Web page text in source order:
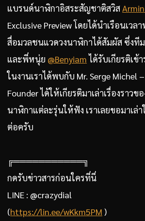
แบรนด์นาฬิกาอิสระสัญชาติสวิส
Exclusive Preview โดยได้นำเรือนเว
สื่อมวลชนแวดวงนาฬิกาได้สัมผัส ซึ่งทีม
และพี่หนุ่ย @Benyiam ได้รับเกียรติเข้
ในงานเราได้พบกับ Mr. Serge Michel
Founder ได้ให้เกียรติมาเล่าเรื่องราว
นาฬิกาแต่ละรุ่นให้ฟัง เราเลยขอมาเล่
ต่อครับ
╔═══════════╗
กดรับข่าวสารก่อนใครที่นี่
LINE : @crazydial
(https://lin.ee/wKkm5PM )